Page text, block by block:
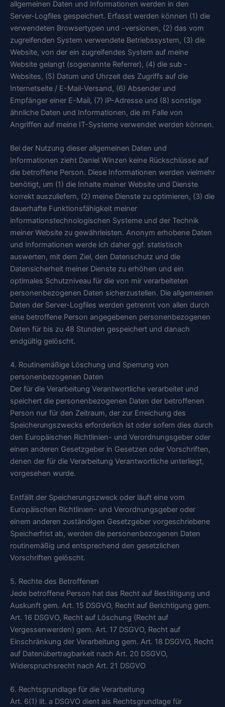
allgemeinen Daten und Informationen werden in den
Server-Logfiles gespeichert. Erfasst werden können (1) die
verwendeten Browsertypen und -versionen, (2) das vom
zugreifenden System verwendete Betriebssystem, (3) die
Website, von der ein zugreifendes System auf meine
Website gelangt (sogenannte Referrer), (4) die sub -
Websites, (5) Datum und Uhrzeit des Zugriffs auf die
Internetseite / E-Mail-Versand, (6) Absender und
Empfänger einer E-Mail, (7) IP-Adresse und (8) sonstige
ähnliche Daten und Informationen, die im Falle von
Angriffen auf meine IT-Systeme verwendet werden können.
Bei der Nutzung dieser allgemeinen Daten und
Informationen zieht Daniel Winzen keine Rückschlüsse auf
die betroffene Person. Diese Informationen werden vielmehr
benötigt, um (1) die Inhalte meiner Website und Dienste
korrekt auszuliefern, (2) meine Dienste zu optimieren, (3) die
dauerhafte Funktionsfähigkeit meiner
informationstechnologischen Systeme und der Technik
meiner Website zu gewährleisten. Anonym erhobene Daten
und Informationen werde ich daher ggf. statistisch
auswerten, mit dem Ziel, den Datenschutz und die
Datensicherheit meiner Dienste zu erhöhen und ein
optimales Schutzniveau für die von mir verarbeiteten
personenbezogenen Daten sicherzustellen. Die allgemeinen
Daten der Server-Logfiles werden getrennt von allen durch
eine betroffene Person angegebenen personenbezogenen
Daten für bis zu 48 Stunden gespeichert und danach
endgültig gelöscht.
4. Routinemäßige Löschung und Sperrung von
personenbezogenen Daten
Der für die Verarbeitung Verantwortliche verarbeitet und
speichert die personenbezogenen Daten der betroffenen
Person nur für den Zeitraum, der zur Erreichung des
Speicherungszwecks erforderlich ist oder sofern dies durch
den Europäischen Richtlinien- und Verordnungsgeber oder
einen anderen Gesetzgeber in Gesetzen oder Vorschriften,
denen der für die Verarbeitung Verantwortliche unterliegt,
vorgesehen wurde.
Entfällt der Speicherungszweck oder läuft eine vom
Europäischen Richtlinien- und Verordnungsgeber oder
einem anderen zuständigen Gesetzgeber vorgeschriebene
Speicherfrist ab, werden die personenbezogenen Daten
routinemäßig und entsprechend den gesetzlichen
Vorschriften gelöscht.
5. Rechte des Betroffenen
Jede betroffene Person hat das Recht auf Bestätigung und
Auskunft gem. Art. 15 DSGVO, Recht auf Berichtigung gem.
Art. 16 DSGVO, Recht auf Löschung (Recht auf
Vergessenwerden) gem. Art. 17 DSGVO, Recht auf
Einschränkung der Verarbeitung gem. Art. 18 DSGVO, Recht
auf Datenübertragbarkeit nach Art. 20 DSGVO,
Widerspruchsrecht nach Art. 21 DSGVO
6. Rechtsgrundlage für die Verarbeitung
Art. 6(1) lit. a DSGVO dient als Rechtsgrundlage für